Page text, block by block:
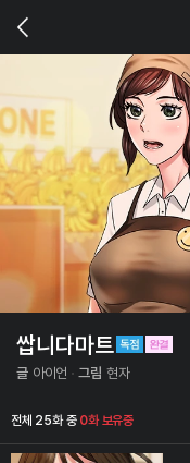
쌉니다마트
글 아이언 그림 현자
전체 25화 중 0화 보유중